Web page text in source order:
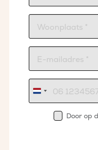
Nederland
+31
Door op